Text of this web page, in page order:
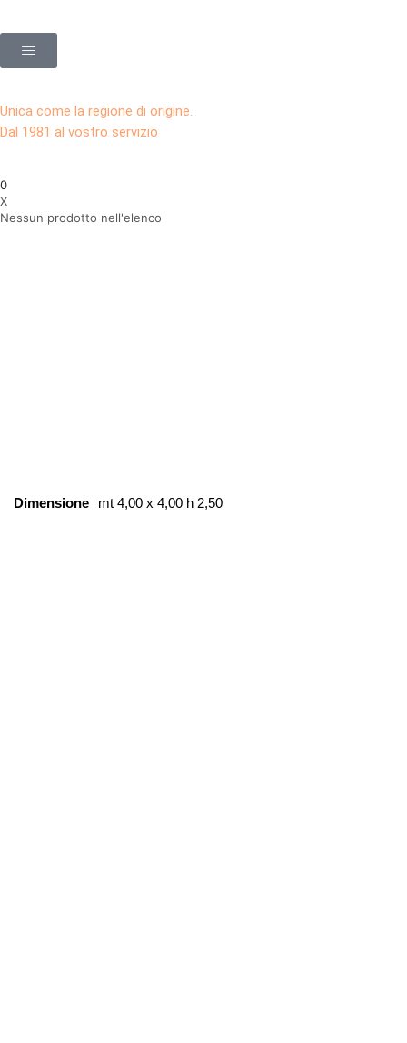
Unica come la regione di origine.
Dal 1981 al vostro servizio
0
X
Nessun prodotto nell'elenco
Dimensione mt 4,00 x 4,00 h 2,50